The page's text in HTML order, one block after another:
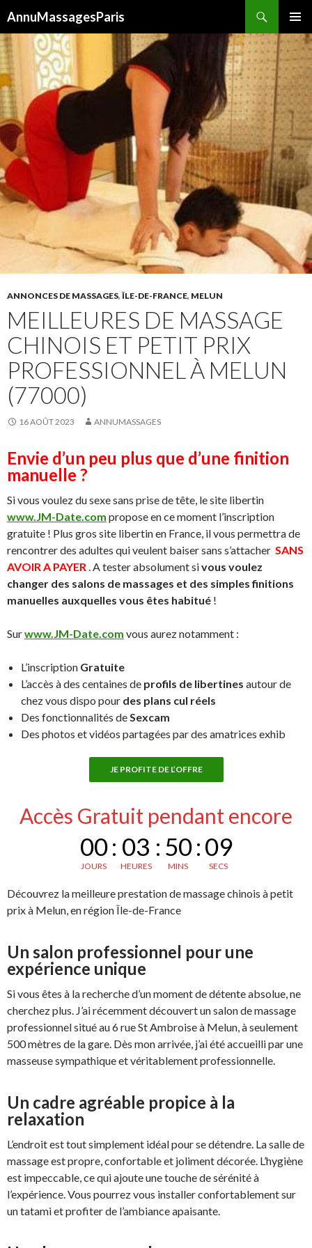
AnnuMassagesParis
MENU
AU
CONTENU
ANNONCES DE MASSAGES, ÎLE-DE-FRANCE, MELUN
MEILLEURES DE MASSAGE
CHINOIS ET PETIT PRIX
PROFESSIONNEL À MELUN
(77000)
16 AOÛT 2023 ANNUMASSAGES
Envie d’un peu plus que d’une finition
manuelle ?
Si vous voulez du sexe sans prise de tête, le site libertin
www.JM-Date.com propose en ce moment l’inscription
gratuite ! Plus gros site libertin en France, il vous permettra de
rencontrer des adultes qui veulent baiser sans s’attacher SANS
AVOIR A PAYER. A tester absolument sivous voulez
changer des salons de massages et des simples finitions
manuelles auxquelles vous êtes habitué !
Surwww.JM-Date.com vous aurez notamment :
L’inscription Gratuite
L’accès à des centaines de profils de libertines autour de
chez vous dispo pour des plans cul réels
Des fonctionnalités deSexcam
Des photos et vidéos partagées par des amatrices exhib
JE PROFITE DE L’OFFRE
Accès Gratuit pendant encore
00
JOURS
: 03
HEURES
: 50
MINS
:08
SECS
Découvrez la meilleure prestation de massage chinois à petit
prix à Melun, en région Île-de-France
Un salon professionnel pour une
expérience unique
Si vous êtes à la recherche d’un moment de détente absolue, ne
cherchez plus. J’ai récemment découvert un salon de massage
professionnel situé au 6 rue St Ambroise à Melun, à seulement
500 mètres de la gare. Dès mon arrivée, j’ai été accueilli par une
masseuse sympathique et véritablement professionnelle.
Un cadre agréable propice à la
relaxation
L’endroit est tout simplement idéal pour se détendre. La salle de
massage est propre, confortable et joliment décorée. L’hygiène
est impeccable, ce qui ajoute une touche de sérénité à
l’expérience. Vous pourrez vous installer confortablement sur
un tatami et profiter de l’ambiance apaisante.